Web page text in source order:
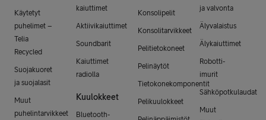
Käytetyt
puhelimet –
Telia
Recycled
Suojakuoret
ja suojalasit
Muut
puhelintarvikkeet
kaiuttimet
Aktiivikaiuttimet
Soundbarit
Kaiuttimet
radiolla
Kuulokkeet
Bluetooth-
Konsolipelit
Konsolitarvikkeet
Pelitietokoneet
Pelinäytöt
Tietokonekomponentit
Pelikuulokkeet
ja valvonta
Älyvalaistus
Älykaiuttimet
Robotti-
imurit
Sähköpotkulaudat
Muut